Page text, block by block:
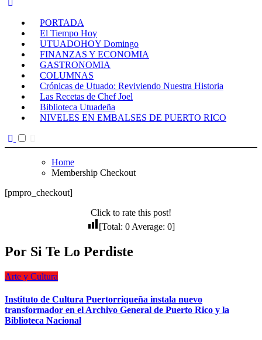
PORTADA
El Tiempo Hoy
UTUADOHOY Domingo
FINANZAS Y ECONOMIA
GASTRONOMIA
COLUMNAS
Crónicas de Utuado: Reviviendo Nuestra Historia
Las Recetas de Chef Joel
Biblioteca Utuadeña
NIVELES EN EMBALSES DE PUERTO RICO
Home
Membership Checkout
[pmpro_checkout]
Click to rate this post!
[Total: 0 Average: 0]
Por Si Te Lo Perdiste
Arte y Cultura
Instituto de Cultura Puertorriqueña instala nuevo
transformador en el Archivo General de Puerto Rico y la
Biblioteca Nacional